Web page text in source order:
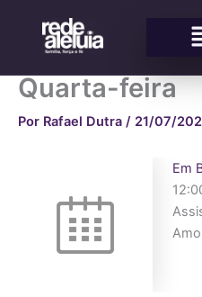
conteúdo
Quarta-feira
Por Rafael Dutra / 21/07/
Em